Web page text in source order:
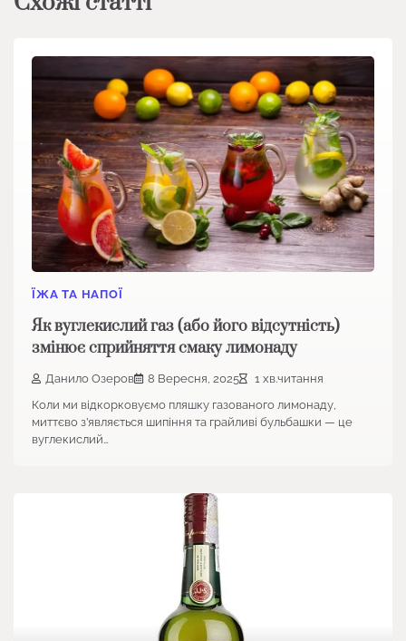
ЇЖА ТА НАПОЇ
Як вуглекислий газ (або його відсутність)
змінює сприйняття смаку лимонаду
Данило Озеров 8 Вересня, 2025
1 хв.читання
Коли ми відкорковуємо пляшку газованого лимонаду,
миттєво з’являється шипіння та грайливі бульбашки — це
вуглекислий…